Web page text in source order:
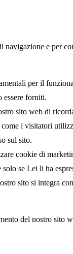
e per
per il
essere forniti.
sito web di
come i visitatori
sul sito.
cookie di
se Lei li ha
sito si integra
del nostro sito